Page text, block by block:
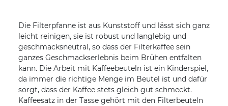
Die Filterpfanne ist aus Kunststoff und lässt sich ganz
leicht reinigen, sie ist robust und langlebig und
geschmacksneutral, so dass der Filterkaffee sein
ganzes Geschmackserlebnis beim Brühen entfalten
kann. Die Arbeit mit Kaffeebeuteln ist ein Kinderspiel,
da immer die richtige Menge im Beutel ist und dafür
sorgt, dass der Kaffee stets gleich gut schmeckt.
Kaffeesatz in der Tasse gehört mit den Filterbeuteln